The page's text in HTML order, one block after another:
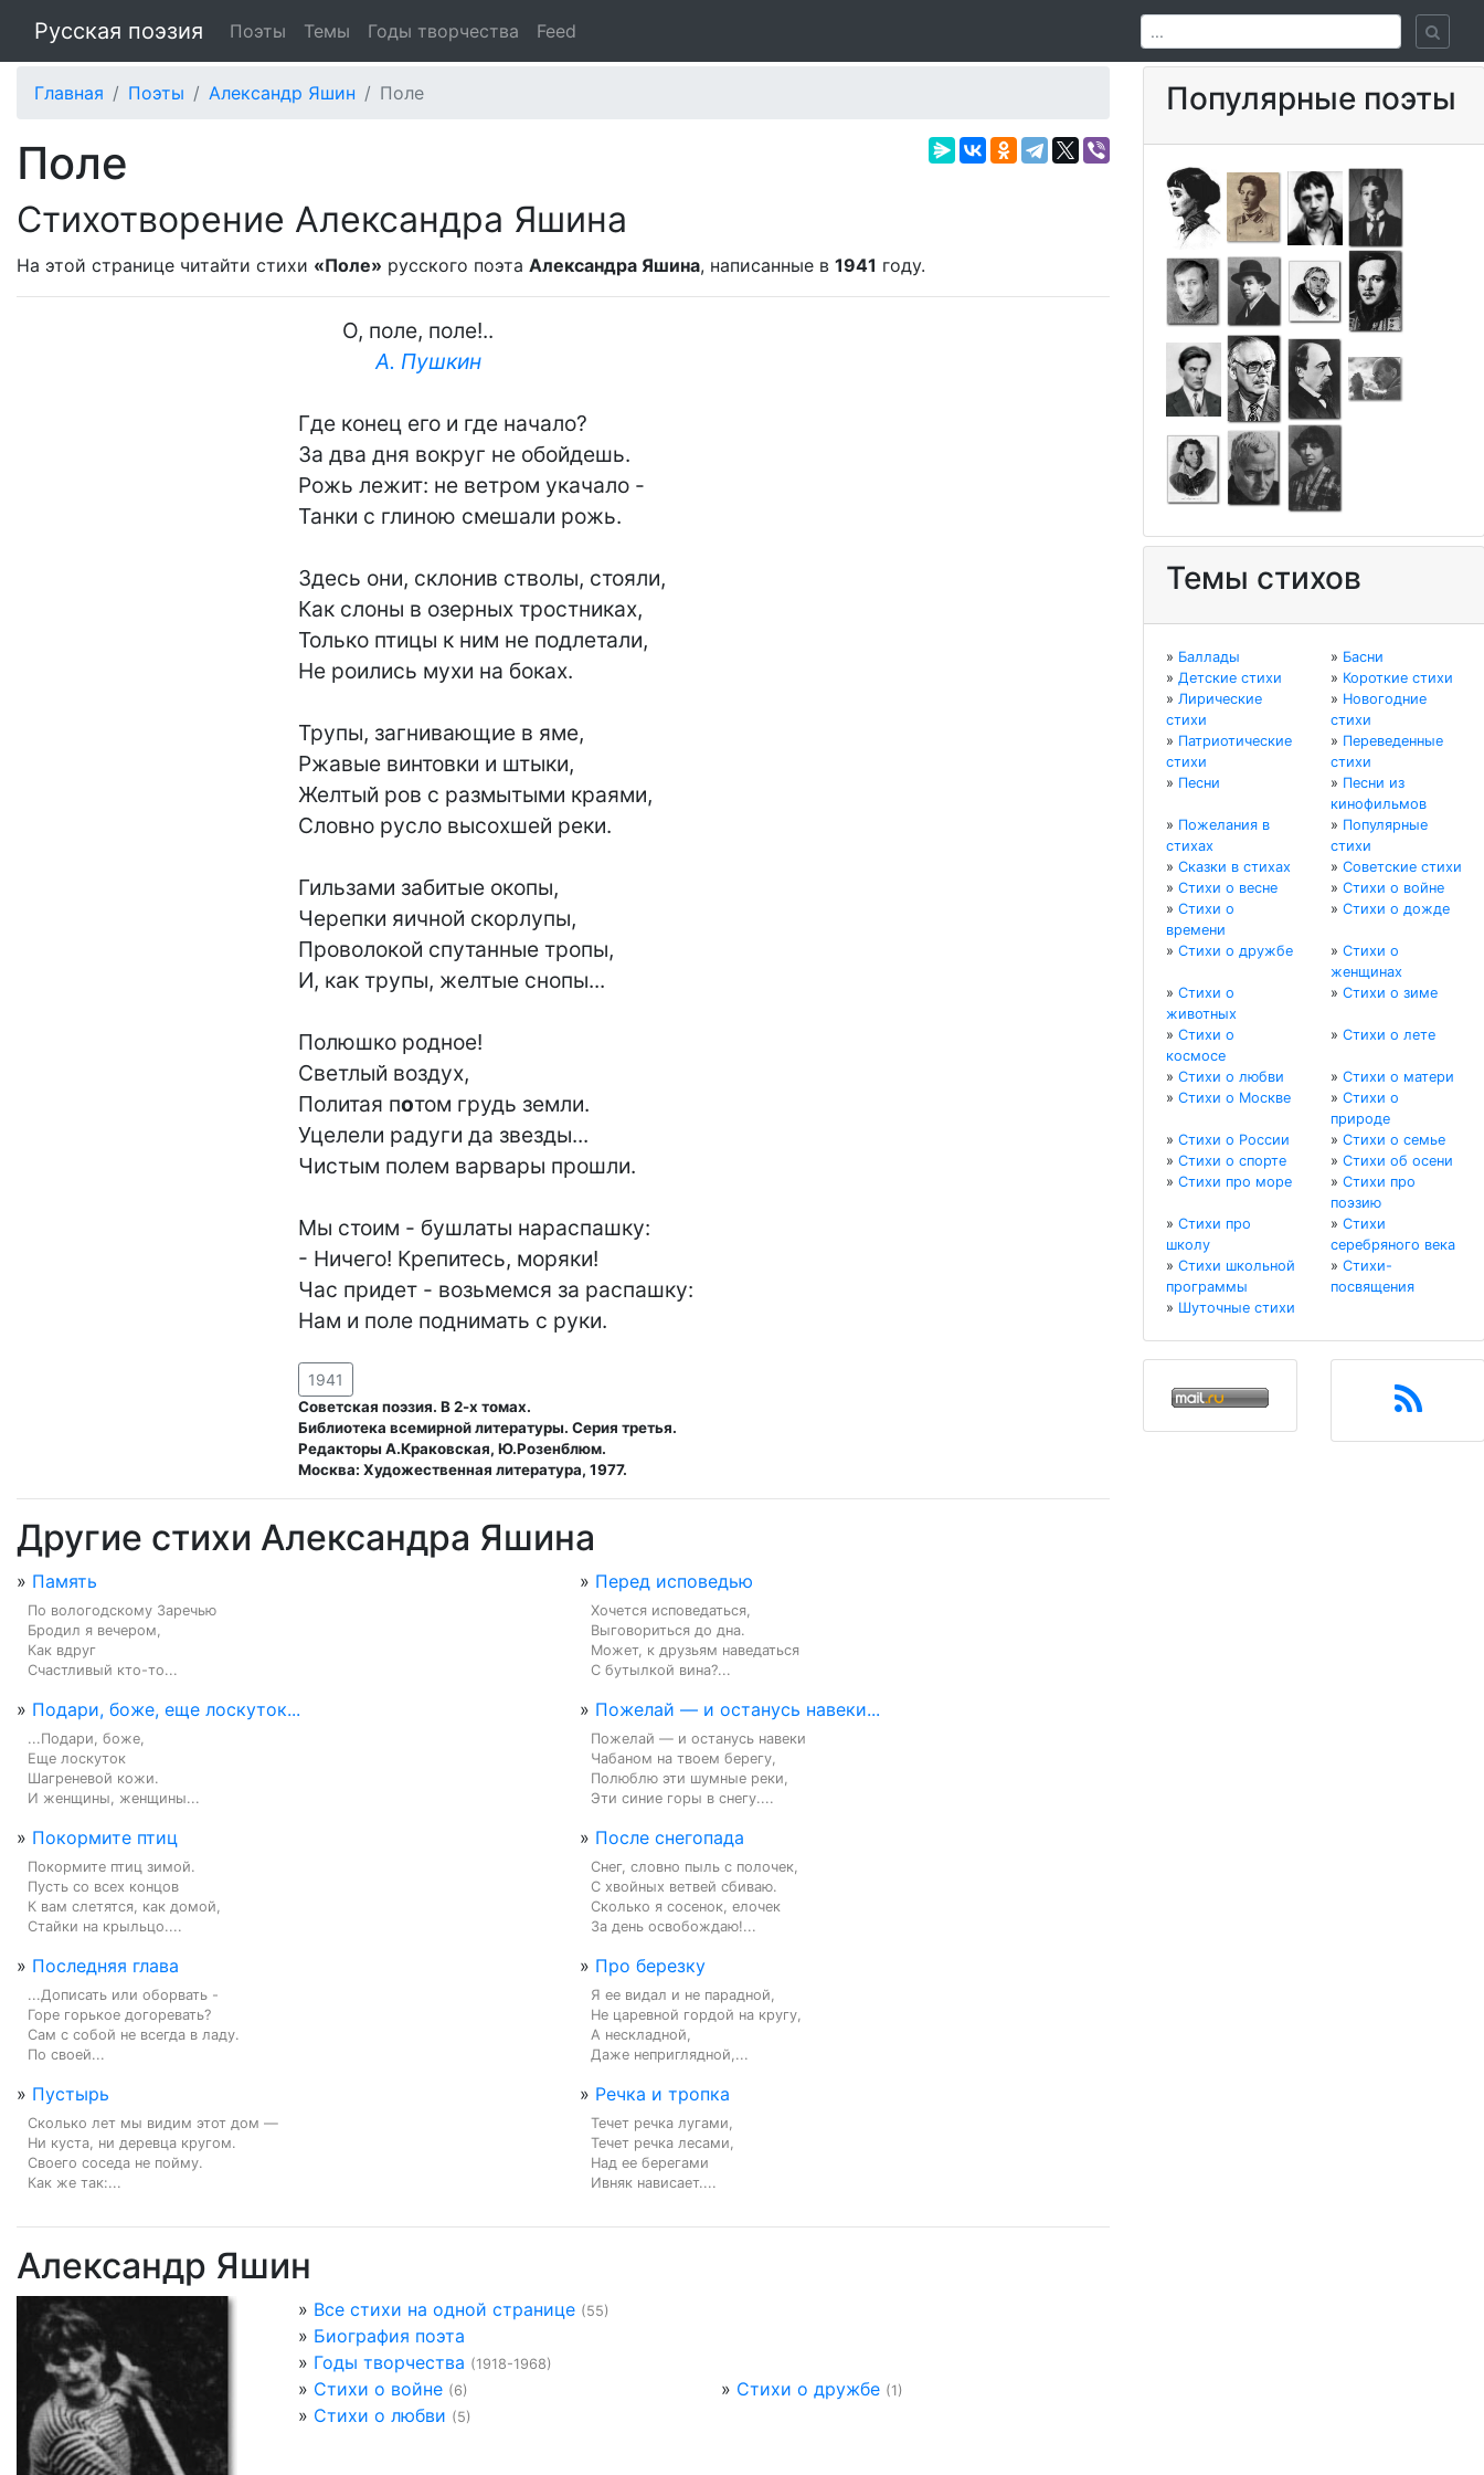
Русская поэзия Поэты Темы Годы творчества Feed
Главная Поэты Александр Яшин Поле
Поле
Стихотворение Александра Яшина
На этой странице читайти стихи «Поле» русского поэта Александра Яшина, написанные в 1941 году.
А. Пушкин
Где конец его и где начало?
За два дня вокруг не обойдешь.
Рожь лежит: не ветром укачало -
Танки с глиною смешали рожь.
Здесь они, склонив стволы, стояли,
Как слоны в озерных тростниках,
Только птицы к ним не подлетали,
Не роились мухи на боках.
Трупы, загнивающие в яме,
Ржавые винтовки и штыки,
Желтый ров с размытыми краями,
Словно русло высохшей реки.
Гильзами забитые окопы,
Черепки яичной скорлупы,
Проволокой спутанные тропы,
И, как трупы, желтые снопы...
Полюшко родное!
Светлый воздух,
Политая потом грудь земли.
Уцелели радуги да звезды...
Чистым полем варвары прошли.
Мы стоим - бушлаты нараспашку:
- Ничего! Крепитесь, моряки!
Час придет - возьмемся за распашку:
Нам и поле поднимать с руки.
1941
Советская поэзия. В 2-х томах.
Библиотека всемирной литературы. Серия третья.
Редакторы А.Краковская, Ю.Розенблюм.
Москва: Художественная литература, 1977.
Другие стихи Александра Яшина
» Память
По вологодскому Заречью
Бродил я вечером,
Как вдруг
Счастливый кто-то...
» Перед исповедью
Хочется исповедаться,
Выговориться до дна.
Может, к друзьям наведаться
С бутылкой вина?...
» Подари, боже, еще лоскуток...
...Подари, боже,
Еще лоскуток
Шагреневой кожи.
И женщины, женщины...
» Пожелай — и останусь навеки...
Пожелай — и останусь навеки
Чабаном на твоем берегу,
Полюблю эти шумные реки,
Эти синие горы в снегу....
» Покормите птиц
Покормите птиц зимой.
Пусть со всех концов
К вам слетятся, как домой,
Стайки на крыльцо....
» После снегопада
Снег, словно пыль с полочек,
С хвойных ветвей сбиваю.
Сколько я сосенок, елочек
За день освобождаю!...
» Последняя глава
...Дописать или оборвать -
Горе горькое догоревать?
Сам с собой не всегда в ладу.
По своей...
» Про березку
Я ее видал и не парадной,
Не царевной гордой на кругу,
А нескладной,
Даже неприглядной,...
» Пустырь
Сколько лет мы видим этот дом —
Ни куста, ни деревца кругом.
Своего соседа не пойму.
Как же так:...
» Речка и тропка
Течет речка лугами,
Течет речка лесами,
Над ее берегами
Ивняк нависает....
Александр Яшин
» Все стихи на одной странице (55)
» Биография поэта
» Годы творчества (1918-1968)
» Стихи о войне (6) » Стихи о дружбе (1)
» Стихи о любви (5)
Популярные поэты
Темы стихов
» Баллады » Басни
» Детские стихи » Короткие стихи
» Лирические
стихи
» Новогодние
стихи
» Патриотические
стихи
» Переведенные
стихи
» Песни » Песни из
кинофильмов
» Пожелания в
стихах
» Популярные
стихи
» Сказки в стихах » Советские стихи
» Стихи о весне » Стихи о войне
» Стихи о
времени
» Стихи о дожде
» Стихи о дружбе » Стихи о
женщинах
» Стихи о
животных
» Стихи о зиме
» Стихи о
космосе
» Стихи о лете
» Стихи о любви » Стихи о матери
» Стихи о Москве » Стихи о
природе
» Стихи о России » Стихи о семье
» Стихи о спорте » Стихи об осени
» Стихи про море » Стихи про
поэзию
» Стихи про
школу
» Стихи
серебряного века
» Стихи школьной
программы
» Стихи-
посвящения
» Шуточные стихи